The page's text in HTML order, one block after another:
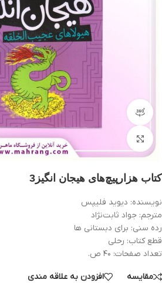
بزرگنمایی تصویر
کتاب هزارپیچ‌های هیجان‌ انگیز3
نویسنده: دیوید فلیپس
مترجم: جواد ثابت‌نژاد
رده سنی: برای دبستانی ها
قطع کتاب: رحلی
تعداد صفحات: ۴۰ ص.
مقایسه افزودن به علاقه مندی